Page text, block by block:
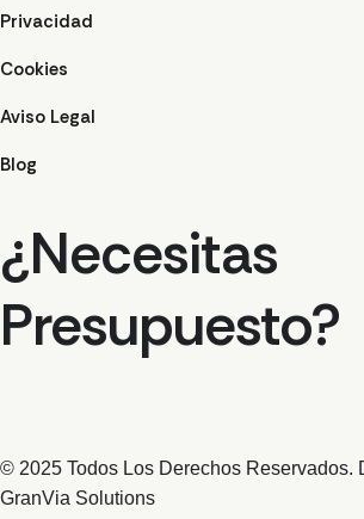
Privacidad
Cookies
Aviso Legal
Blog
¿Necesitas
Presupuesto?
© 2025 Todos Los Derechos Reservados.
GranVia Solutions